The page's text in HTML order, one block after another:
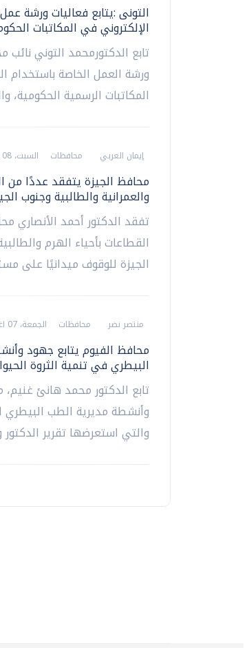
التونى :يتابع فعاليات ورشة
الإلكتروني في المكاتبات
تابع الدكتورمحمد التوني نائب
ورشة العمل الخاصة باستخدام
المكاتبات الرسمية الحكومية،
إيمان العربي محافظات السبت، 08 اغسطس 2026 12:48 م
محافظ الجيزة يتفقد عددًا من
والعمرانية والطالبية وجنوب
تفقد الدكتور أحمد الأنصاري
القطاعات بأحياء الهرم
الجيزة للوقوف ميدانيًا على
منتصر نضر محافظات الجمعة، 07 اغسطس 2026 09:01 م
محافظ الفيوم يتابع جهود
البيطري في تنمية الثروة
تابع الدكتور محمد هانئ
وأنشطة مديرية الطب البيطري
والتي استعرضها تقرير